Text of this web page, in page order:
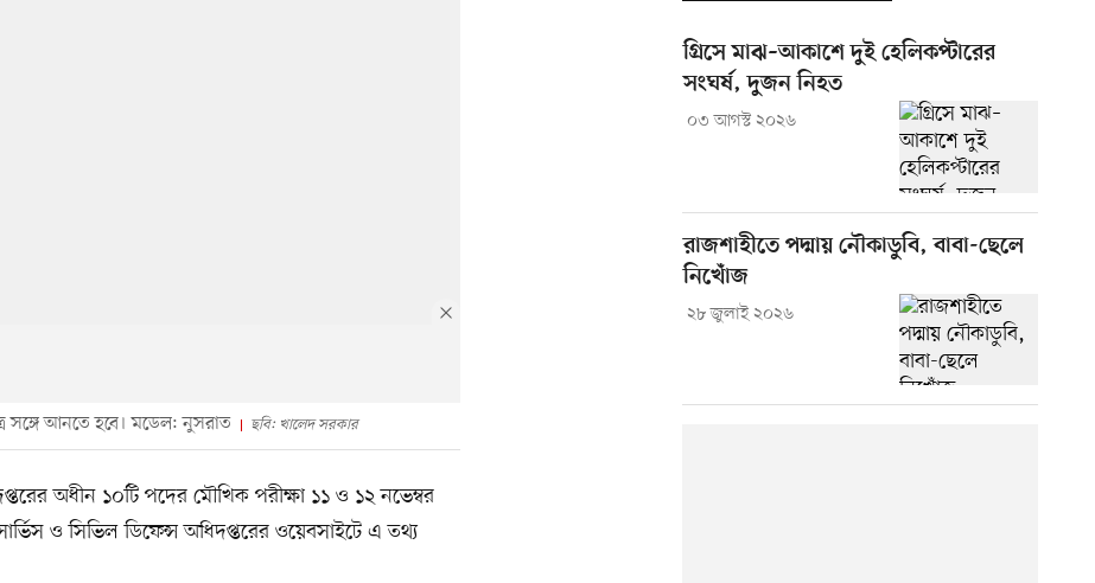
সঙ্গে আনতে হবে। মডেল: নুসরাত ছবি: খালেদ সরকার
অধীন ১০টি পদের মৌখিক পরীক্ষা ১১ ও ১২ নভেম্বর
ও সিভিল ডিফেন্স অধিদপ্তরের ওয়েবসাইটে এ তথ্য
গ্রিসে মাঝ–আকাশে দুই হেলিকপ্টারের
সংঘর্ষ, দুজন নিহত
০৩ আগস্ট ২০২৬
রাজশাহীতে পদ্মায় নৌকাডুবি, বাবা-ছেলে
নিখোঁজ
২৮ জুলাই ২০২৬